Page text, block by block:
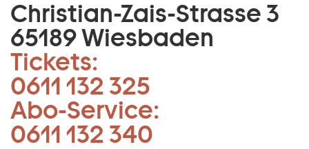
Christian-Zais-Strasse 3
65189 Wiesbaden
Tickets:
0611 132 325
Abo-Service:
0611 132 340